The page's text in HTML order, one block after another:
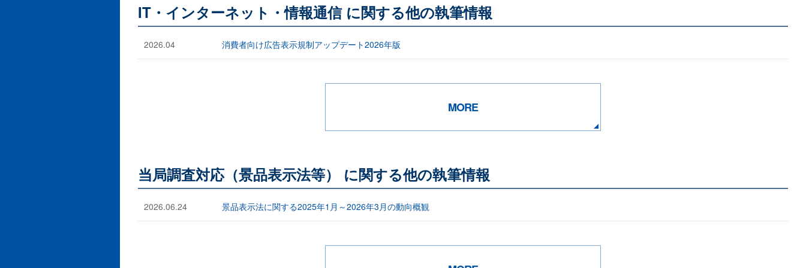
IT・インターネット・情報通信 に関する他の執筆情報
2026.04 消費者向け広告表示規制アップデート2026年版
MORE
当局調査対応（景品表示法等） に関する他の執筆情報
2026.06.24 景品表示法に関する2025年1月～2026年3月の動向概観